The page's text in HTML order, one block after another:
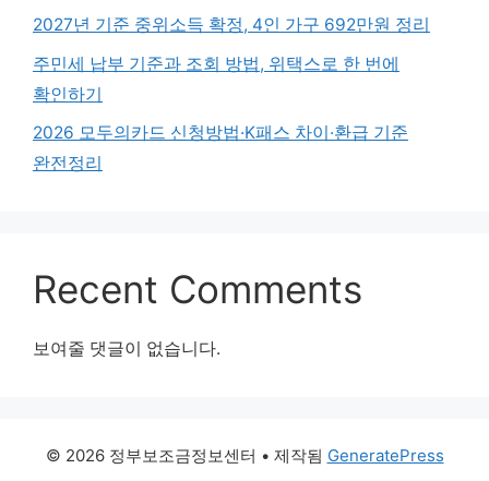
2027년 기준 중위소득 확정, 4인 가구 692만원 정리
주민세 납부 기준과 조회 방법, 위택스로 한 번에
확인하기
2026 모두의카드 신청방법·K패스 차이·환급 기준
완전정리
Recent Comments
보여줄 댓글이 없습니다.
© 2026 정부보조금정보센터 • 제작됨 GeneratePress